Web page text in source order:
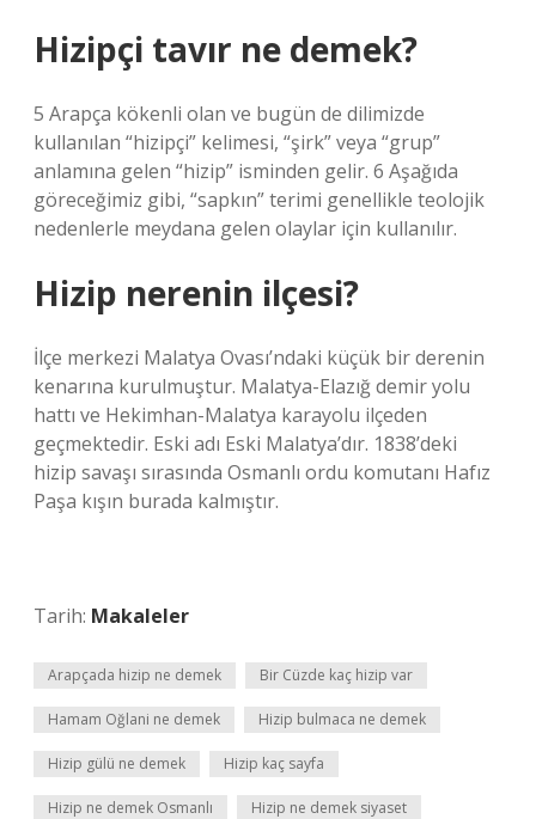
Hizipçi tavır ne demek?
5 Arapça kökenli olan ve bugün de dilimizde
kullanılan “hizipçi” kelimesi, “şirk” veya “grup”
anlamına gelen “hizip” isminden gelir. 6 Aşağıda
göreceğimiz gibi, “sapkın” terimi genellikle teolojik
nedenlerle meydana gelen olaylar için kullanılır.
Hizip nerenin ilçesi?
İlçe merkezi Malatya Ovası’ndaki küçük bir derenin
kenarına kurulmuştur. Malatya-Elazığ demir yolu
hattı ve Hekimhan-Malatya karayolu ilçeden
geçmektedir. Eski adı Eski Malatya’dır. 1838’deki
hizip savaşı sırasında Osmanlı ordu komutanı Hafız
Paşa kışın burada kalmıştır.
Tarih: Makaleler
Arapçada hizip ne demek Bir Cüzde kaç hizip var
Hamam Oğlani ne demek Hizip bulmaca ne demek
Hizip gülü ne demek Hizip kaç sayfa
Hizip ne demek Osmanlı Hizip ne demek siyaset